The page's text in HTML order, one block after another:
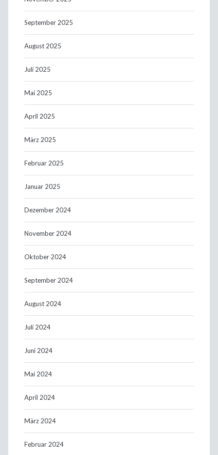
September 2025
August 2025
Juli 2025
Mai 2025
April 2025
März 2025
Februar 2025
Januar 2025
Dezember 2024
November 2024
Oktober 2024
September 2024
August 2024
Juli 2024
Juni 2024
Mai 2024
April 2024
März 2024
Februar 2024